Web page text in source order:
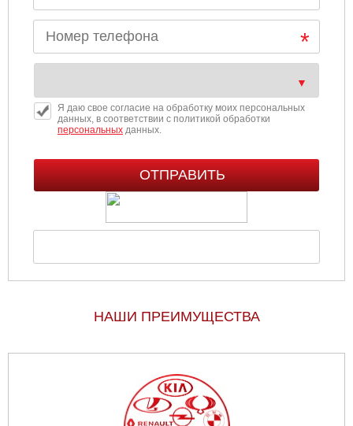
Я даю свое согласие на обработку моих персональных
данных, в соответствии с политикой обработки
персональныхданных.
НАШИ ПРЕИМУЩЕСТВА